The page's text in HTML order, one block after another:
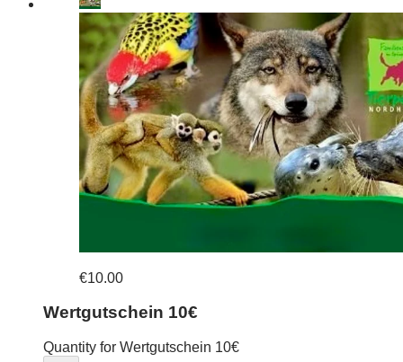
€10.00
Wertgutschein 10€
Quantity for Wertgutschein 10€